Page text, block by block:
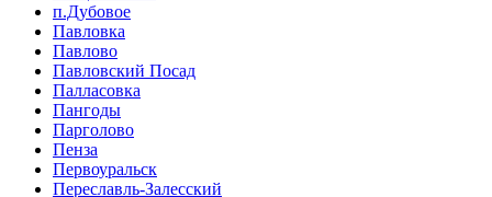
п.Дубовое
Павловка
Павлово
Павловский Посад
Палласовка
Пангоды
Парголово
Пенза
Первоуральск
Переславль-Залесский